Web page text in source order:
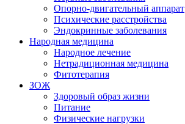
Опорно-двигательный аппарат
Психические расстройства
Эндокринные заболевания
Народная медицина
Народное лечение
Нетрадиционная медицина
Фитотерапия
ЗОЖ
Здоровый образ жизни
Питание
Физические нагрузки